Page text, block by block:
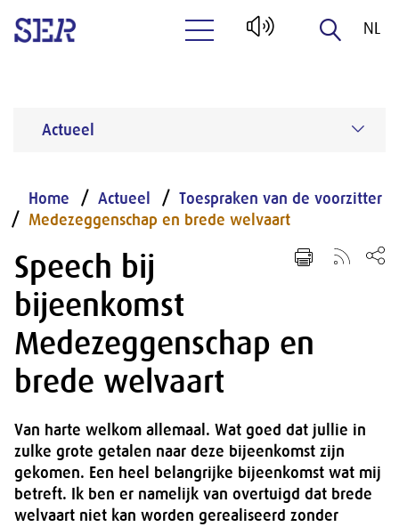
NL
Actueel
Home Actueel
Toespraken van de voorzitter
Medezeggenschap en brede welvaart
Speech bij
bijeenkomst
Medezeggenschap en
brede welvaart
Van harte welkom allemaal. Wat goed dat jullie in
zulke grote getalen naar deze bijeenkomst zijn
gekomen. Een heel belangrijke bijeenkomst wat mij
betreft. Ik ben er namelijk van overtuigd dat brede
welvaart niet kan worden gerealiseerd zonder